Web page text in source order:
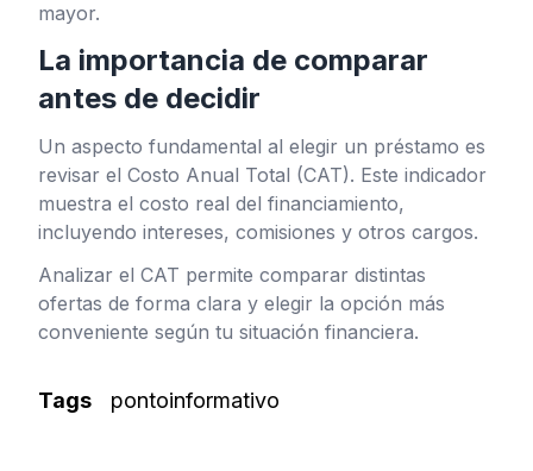
mayor.
La importancia de comparar
antes de decidir
Un aspecto fundamental al elegir un préstamo es
revisar el Costo Anual Total (CAT). Este indicador
muestra el costo real del financiamiento,
incluyendo intereses, comisiones y otros cargos.
Analizar el CAT permite comparar distintas
ofertas de forma clara y elegir la opción más
conveniente según tu situación financiera.
Tags pontoinformativo